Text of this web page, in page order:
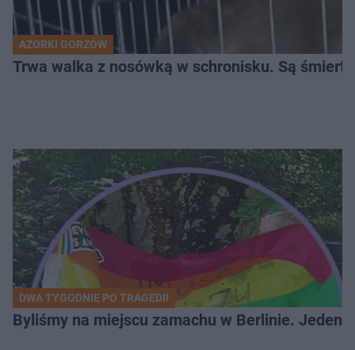
AZORKI GORZÓW
Trwa walka z nosówką w schronisku. Są
DWA TYGODNIE PO TRAGEDII
Byliśmy na miejscu zamachu w Berlinie. Jeden